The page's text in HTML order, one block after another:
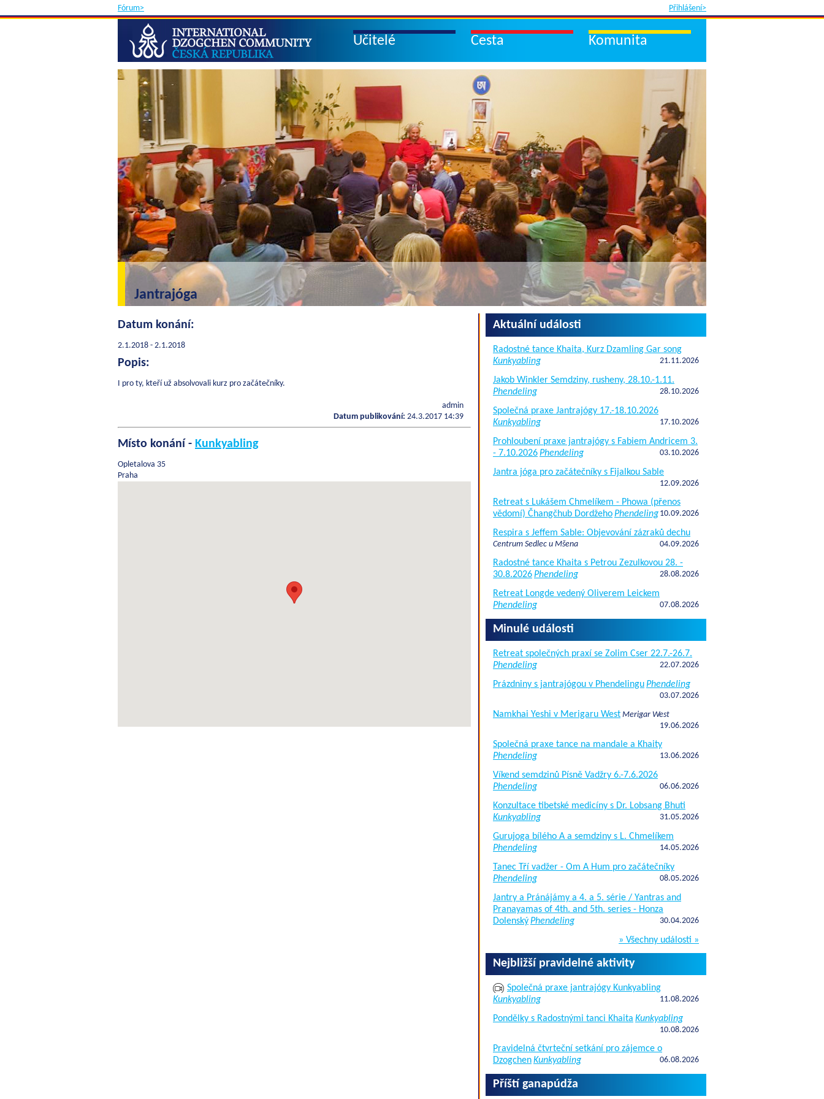
Fórum> Přihlášení>
Učitelé Cesta Komunita
Jantrajóga
Datum konání:
2.1.2018 - 2.1.2018
Popis:
I pro ty, kteří už absolvovali kurz pro začátečníky.
admin
Datum publikování: 24.3.2017 14:39
Místo konání - Kunkyabling
Opletalova 35
Praha
Aktuální události
Radostné tance Khaita, Kurz Dzamling Gar song
Kunkyabling
21.11.2026
Jakob Winkler Semdziny, rusheny, 28.10.-1.11.
Phendeling
28.10.2026
Společná praxe Jantrajógy 17.-18.10.2026
Kunkyabling
17.10.2026
Prohloubení praxe jantrajógy s Fabiem Andricem 3.
- 7.10.2026Phendeling 03.10.2026
Jantra jóga pro začátečníky s Fijalkou Sable
12.09.2026
Retreat s Lukášem Chmelíkem - Phowa (přenos
vědomí) Čhangčhub DordžehoPhendeling 10.09.2026
Respira s Jeffem Sable: Objevování zázraků dechu
Centrum Sedlec u Mšena 04.09.2026
Radostné tance Khaita s Petrou Zezulkovou 28. -
30.8.2026Phendeling 28.08.2026
Retreat Longde vedený Oliverem Leickem
Phendeling
07.08.2026
Minulé události
Retreat společných praxí se Zolim Cser 22.7.-26.7.
Phendeling
22.07.2026
Prázdniny s jantrajógou v PhendelinguPhendeling
03.07.2026
Namkhai Yeshi v Merigaru West Merigar West
19.06.2026
Společná praxe tance na mandale a Khaity
Phendeling
13.06.2026
Víkend semdzinů Písně Vadžry 6.-7.6.2026
Phendeling
06.06.2026
Konzultace tibetské medicíny s Dr. Lobsang Bhuti
Kunkyabling
31.05.2026
Gurujoga bílého A a semdziny s L. Chmelíkem
Phendeling
14.05.2026
Tanec Tří vadžer - Om A Hum pro začátečníky
Phendeling
08.05.2026
Jantry a Pránájámy a 4. a 5. série / Yantras and
Pranayamas of 4th. and 5th. series - Honza
DolenskýPhendeling 30.04.2026
» Všechny události »
Nejbližší pravidelné aktivity
Společná praxe jantrajógy Kunkyabling
Kunkyabling
11.08.2026
Pondělky s Radostnými tanci Khaita Kunkyabling
10.08.2026
Pravidelná čtvrteční setkání pro zájemce o
DzogchenKunkyabling 06.08.2026
Příští ganapúdža